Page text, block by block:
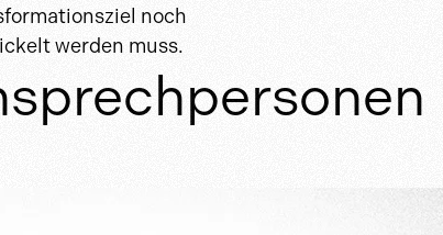
noch
werden muss.